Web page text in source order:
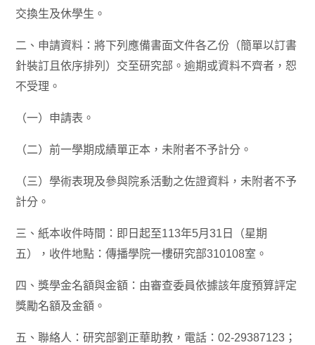
交換生及休學生。
二、申請資料：將下列應備書面文件各乙份（簡單以訂書
針裝訂且依序排列）交至研究部。逾期或資料不齊者，恕
不受理。
（一）申請表。
（二）前一學期成績單正本，未附者不予計分。
（三）學術表現及參與院系活動之佐證資料，未附者不予
計分。
三、紙本收件時間：即日起至113年5月31日（星期
五），收件地點：傳播學院一樓研究部310108室。
四、獎學金名額與金額：由審查委員依據該年度預算評定
獎勵名額及金額。
五、聯絡人：研究部劉正華助教，電話：02-29387123；